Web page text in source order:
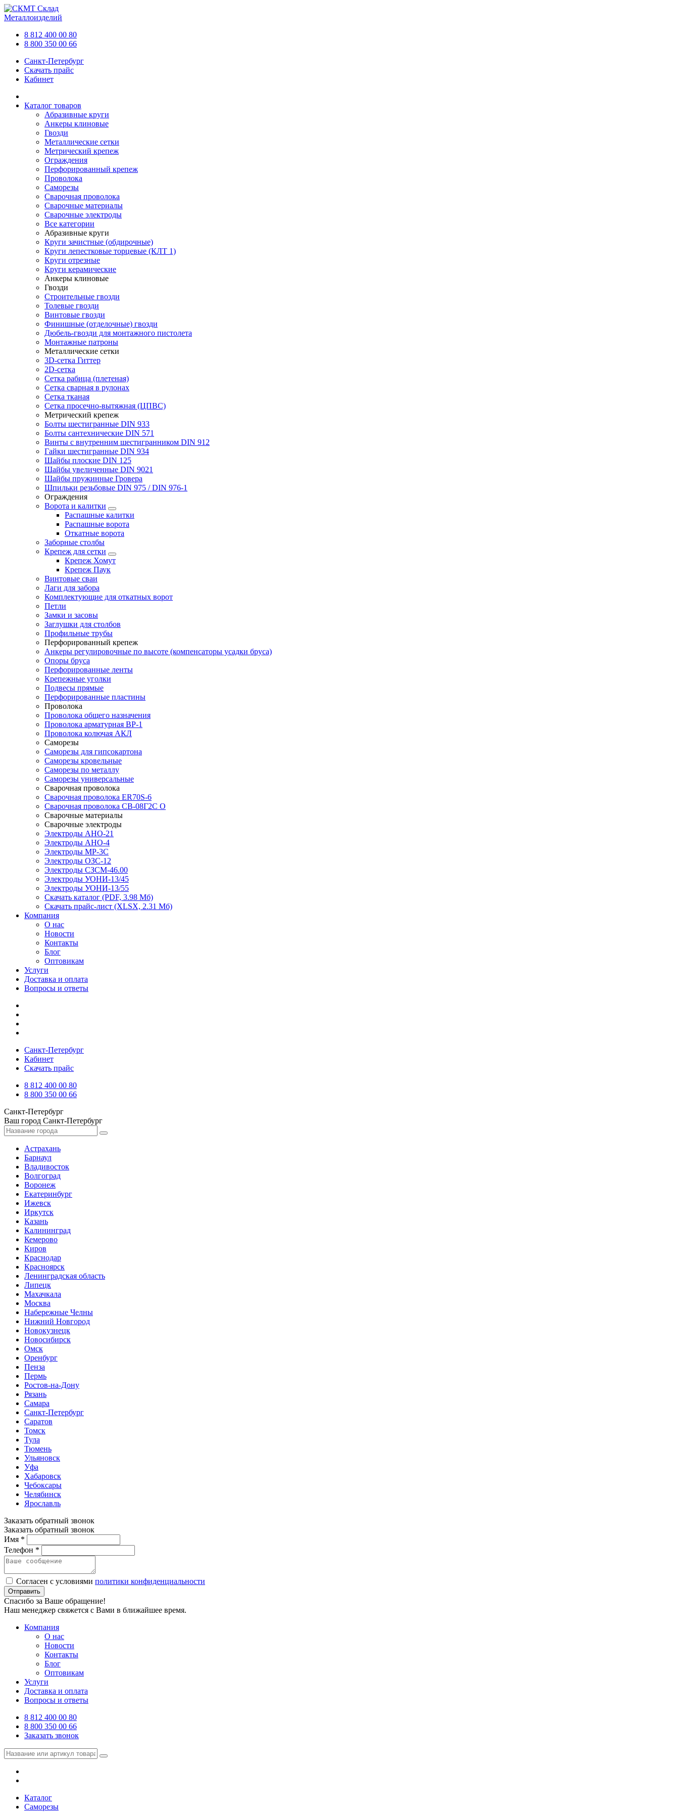
Склад
Металлоизделий
8 812 400 00 80
8 800 350 00 66
Санкт-Петербург
Скачать прайс
Кабинет
Каталог товаров
Абразивные круги
Анкеры клиновые
Гвозди
Металлические сетки
Метрический крепеж
Ограждения
Перфорированный крепеж
Проволока
Саморезы
Сварочная проволока
Сварочные материалы
Сварочные электроды
Все категории
Абразивные круги
Круги зачистные (обдирочные)
Круги лепестковые торцевые (КЛТ 1)
Круги отрезные
Круги керамические
Анкеры клиновые
Гвозди
Строительные гвозди
Толевые гвозди
Винтовые гвозди
Финишные (отделочные) гвозди
Дюбель-гвозди для монтажного пистолета
Монтажные патроны
Металлические сетки
3D-сетка Гиттер
2D-сетка
Сетка рабица (плетеная)
Сетка сварная в рулонах
Сетка тканая
Сетка просечно-вытяжная (ЦПВС)
Метрический крепеж
Болты шестигранные DIN 933
Болты сантехнические DIN 571
Винты с внутренним шестигранником DIN 912
Гайки шестигранные DIN 934
Шайбы плоские DIN 125
Шайбы увеличенные DIN 9021
Шайбы пружинные Гровера
Шпильки резьбовые DIN 975 / DIN 976-1
Ограждения
Ворота и калитки
Распашные калитки
Распашные ворота
Откатные ворота
Заборные столбы
Крепеж для сетки
Крепеж Хомут
Крепеж Паук
Винтовые сваи
Лаги для забора
Комплектующие для откатных ворот
Петли
Замки и засовы
Заглушки для столбов
Профильные трубы
Перфорированный крепеж
Анкеры регулировочные по высоте (компенсаторы усадки бруса)
Опоры бруса
Перфорированные ленты
Крепежные уголки
Подвесы прямые
Перфорированные пластины
Проволока
Проволока общего назначения
Проволока арматурная ВР-1
Проволока колючая АКЛ
Саморезы
Саморезы для гипсокартона
Саморезы кровельные
Саморезы по металлу
Саморезы универсальные
Сварочная проволока
Сварочная проволока ER70S-6
Сварочная проволока СВ-08Г2С О
Сварочные материалы
Сварочные электроды
Электроды АНО-21
Электроды АНО-4
Электроды МР-3С
Электроды ОЗС-12
Электроды СЗСМ-46.00
Электроды УОНИ-13/45
Электроды УОНИ-13/55
Скачать каталог (PDF, 3.98 Мб)
Скачать прайс-лист (XLSX, 2.31 Мб)
Компания
О нас
Новости
Контакты
Блог
Оптовикам
Услуги
Доставка и оплата
Вопросы и ответы
Санкт-Петербург
Кабинет
Скачать прайс
8 812 400 00 80
8 800 350 00 66
Санкт-Петербург
Ваш город Санкт-Петербург
Астрахань
Барнаул
Владивосток
Волгоград
Воронеж
Екатеринбург
Ижевск
Иркутск
Казань
Калининград
Кемерово
Киров
Краснодар
Красноярск
Ленинградская область
Липецк
Махачкала
Москва
Набережные Челны
Нижний Новгород
Новокузнецк
Новосибирск
Омск
Оренбург
Пенза
Пермь
Ростов-на-Дону
Рязань
Самара
Санкт-Петербург
Саратов
Томск
Тула
Тюмень
Ульяновск
Уфа
Хабаровск
Чебоксары
Челябинск
Ярославль
Заказать обратный звонок
Заказать обратный звонок
Имя *
Телефон *
Согласен с условиями политики конфиденциальности
Отправить
Спасибо за Ваше обращение!
Наш менеджер свяжется с Вами в ближайшее время.
Компания
О нас
Новости
Контакты
Блог
Оптовикам
Услуги
Доставка и оплата
Вопросы и ответы
8 812 400 00 80
8 800 350 00 66
Заказать звонок
Каталог
Саморезы